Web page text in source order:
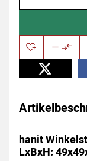
hanit
LxBxH: